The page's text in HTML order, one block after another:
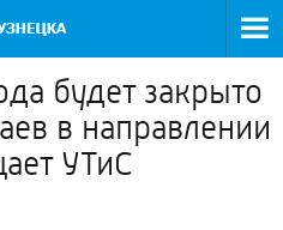
будет закрыто
в направлении
УТиС